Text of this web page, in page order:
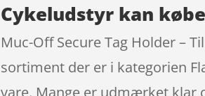
Cykeludstyr kan
Muc-Off Secure Tag Holder –
sortiment der er i kategorien
vare. Mange er udmærket klar